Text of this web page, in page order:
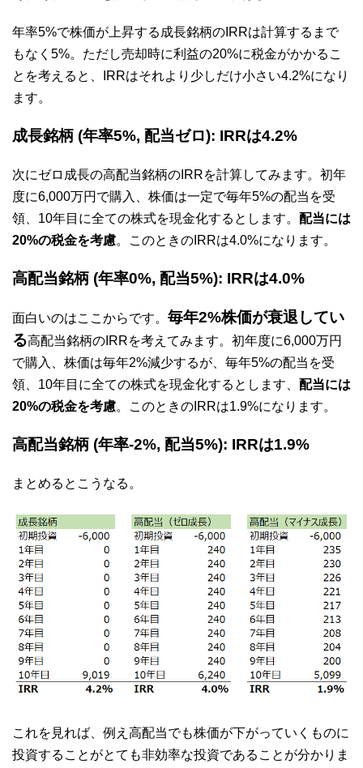
年率5%で株価が上昇する成長銘柄のIRRは計算するまで
もなく5%。ただし売却時に利益の20%に税金がかかるこ
とを考えると、IRRはそれより少しだけ小さい4.2%になり
ます。
成長銘柄 (年率5%, 配当ゼロ): IRRは4.2%
次にゼロ成長の高配当銘柄のIRRを計算してみます。初年
度に6,000万円で購入、株価は一定で毎年5%の配当を受
領、10年目に全ての株式を現金化するとします。 配当には
20%の税金を考慮。このときのIRRは4.0%になります。
高配当銘柄 (年率0%, 配当5%): IRRは4.0%
面白いのはここからです。 毎年2%株価が衰退してい
る高配当銘柄のIRRを考えてみます。初年度に6,000万円
で購入、株価は毎年2%減少するが、毎年5%の配当を受
領、10年目に全ての株式を現金化するとします、 配当には
20%の税金を考慮。このときのIRRは1.9%になります。
高配当銘柄 (年率-2%, 配当5%): IRRは1.9%
まとめるとこうなる。
これを見れば、例え高配当でも株価が下がっていくものに
投資することがとても非効率な投資であることが分かりま